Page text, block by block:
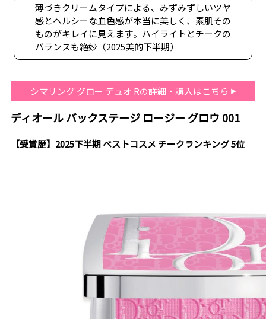
薄づきクリームタイプによる、みずみずしいツヤ
感とヘルシーな血色感が本当に美しく、素肌その
ものがキレイに見えます。ハイライトとチークの
バランスも絶妙（2025美的下半期）
シマリング グロー デュオ Rの詳細・購入はこちら
ディオール バックステージ ロージー グロウ 001
【受賞歴】2025下半期 ベストコスメ チークランキング 5位